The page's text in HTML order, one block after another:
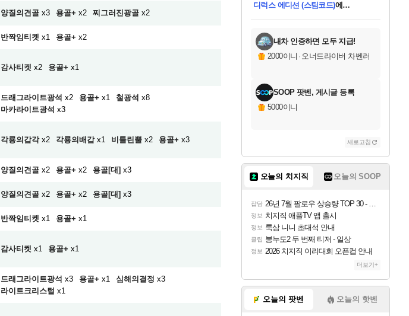
양질의견골 x3 용골+ x2 찌그러진광골 x2
반짝임티켓 x1 용골+ x2
감사티켓 x2 용골+ x1
드래그라이트광석 x2 용골+ x1 철광석 x8
마카라이트광석 x3
각룡의갑각x2 각룡의배갑x1 비틀린뿔 x2 용골+ x3
양질의견골 x2 용골+ x2 용골[대] x3
양질의견골 x2 용골+ x2 용골[대] x3
반짝임티켓 x1 용골+ x1
감사티켓 x1 용골+ x1
드래그라이트광석 x3 용골+ x1 심해의결정 x3
라이트크리스털 x1
교환.
당첨되셨습니다.
당첨되셨습니다.
당첨되셨습니다.
디럭스 에디션 (스팀코드)에
당첨되셨습니다.
당첨되셨습니다.
당첨되셨습니다.
에디션 (스팀코드)를 교환.
당첨되셨습니다.
내차 인증하면 모두 지급!
2000이니 · 오너드라이버 차벤러
SOOP 팟벤, 게시글 등록
5000이니
새로고침
오늘의 치지직 오늘의 SOOP
잡담 26년 7월 팔로우 상승량 TOP 30 - 월간 치지직
정보 치지직 애플TV 앱 출시
정보 룩삼 니니 초대석 안내
클립 봉누도2 두 번째 티저 - 일상
정보 2026 치지직 이리대회 오픈컵 안내
더보기+
오늘의 팟벤 오늘의 핫벤